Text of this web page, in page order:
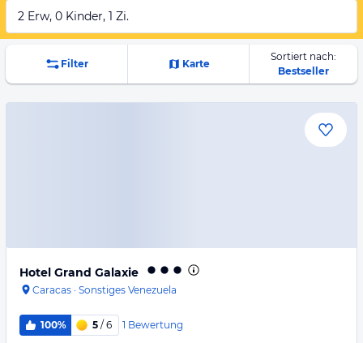
2 Erw, 0 Kinder, 1 Zi.
Filter Karte
Sortiert nach:
Bestseller
Hotel Grand Galaxie
Caracas · Sonstiges Venezuela
100% 5 / 6 1 Bewertung